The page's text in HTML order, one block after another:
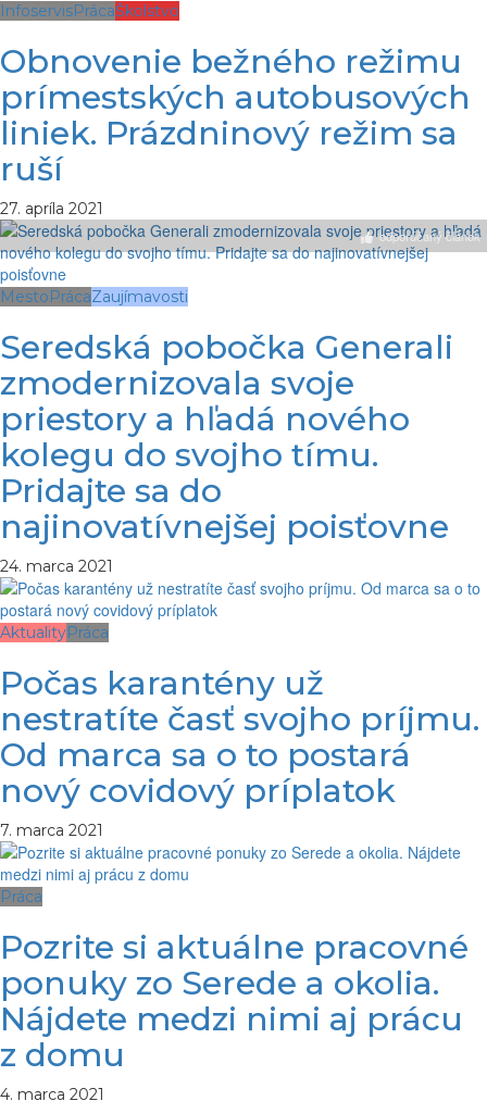
InfoservisPrácaŠkolstvo
Obnovenie bežného režimu
prímestských autobusových
liniek. Prázdninový režim sa
ruší
27. apríla 2021
odporúčaný článok
Mesto PrácaZaujímavosti
Seredská pobočka Generali
zmodernizovala svoje
priestory a hľadá nového
kolegu do svojho tímu.
Pridajte sa do
najinovatívnejšej poisťovne
24. marca 2021
AktualityPráca
Počas karantény už
nestratíte časť svojho príjmu.
Od marca sa o to postará
nový covidový príplatok
7. marca 2021
Práca
Pozrite si aktuálne pracovné
ponuky zo Serede a okolia.
Nájdete medzi nimi aj prácu
z domu
4. marca 2021